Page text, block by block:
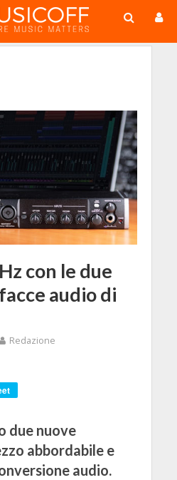
con le due
audio di
Redazione
due nuove
abbordabile e
audio.